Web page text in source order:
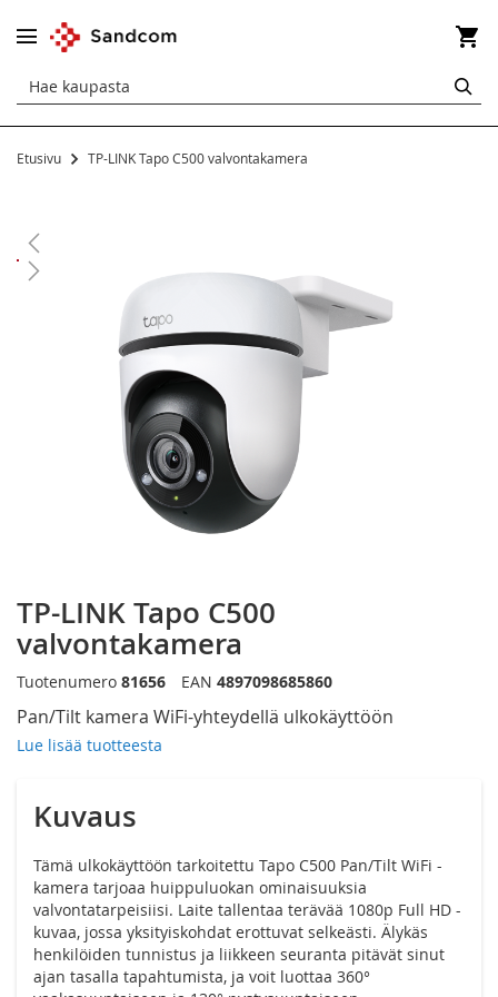
Etusivu TP-LINK Tapo C500 valvontakamera
Siirry
kuvagallerian
loppuun
kuvagallerian
alkuun
TP-LINK Tapo C500
valvontakamera
Pan/Tilt kamera WiFi-yhteydellä ulkokäyttöön
Lue lisää tuotteesta
Tuotenumero 81656 EAN 4897098685860
Kuvaus
Tämä ulkokäyttöön tarkoitettu Tapo C500 Pan/Tilt WiFi -
kamera tarjoaa huippuluokan ominaisuuksia
valvontatarpeisiisi. Laite tallentaa terävää 1080p Full HD -
kuvaa, jossa yksityiskohdat erottuvat selkeästi. Älykäs
henkilöiden tunnistus ja liikkeen seuranta pitävät sinut
ajan tasalla tapahtumista, ja voit luottaa 360°